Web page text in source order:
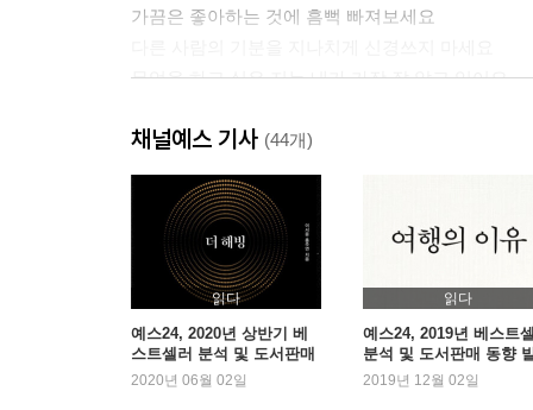
가끔은 좋아하는 것에 흠뻑 빠져보세요
무엇을 하고 싶은 지는 내가 가장 잘 알고 있어요
일의 가치는 돈으로 결정되지 않아요
‘멋진 하루를 보냈어’라고 말할 수 있는 삶
가장 좋은 것도, 가장 나쁜 것도, 사실 별거 아니에
몸은 거짓말을 하지 않아요
좀처럼 마음이 잡히지 않을 때는
잠시 생각을 내려놓으세요
잠재된 가능성을 잊지 마세요
아무런 생각없이 말하고 있는건 아닌가요
다른 사람의 말에 흔들리지 말아요
채널예스 기사 (44개)
읽다
예스24, 2020년 상반기 베
스트셀러 분석 및 도서판매
동향 발표
2020년 06월 02일
읽다
예스24, 2019년 베스트
분석 및 도서판매 동향
2019년 12월 02일